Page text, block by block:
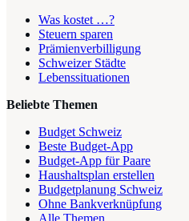
Was kostet …?
Steuern sparen
Prämienverbilligung
Schweizer Städte
Lebenssituationen
Beliebte Themen
Budget Schweiz
Beste Budget-App
Budget-App für Paare
Haushaltsplan erstellen
Budgetplanung Schweiz
Ohne Bankverknüpfung